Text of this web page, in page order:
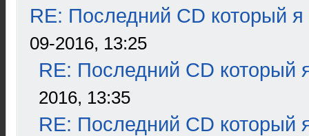
RE: Последний CD который я
09-2016, 13:25
RE: Последний CD который
2016, 13:35
RE: Последний CD который